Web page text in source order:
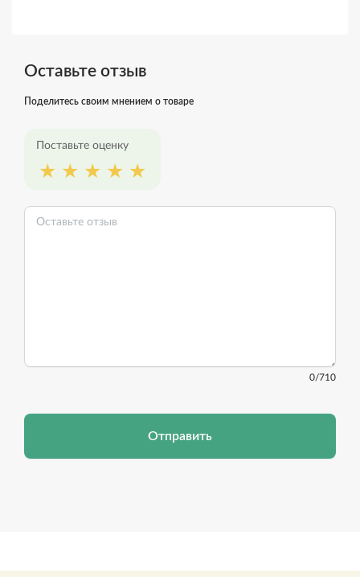
Оставьте отзыв
Поделитесь своим мнением о товаре
Поставьте оценку
0/710
Отправить